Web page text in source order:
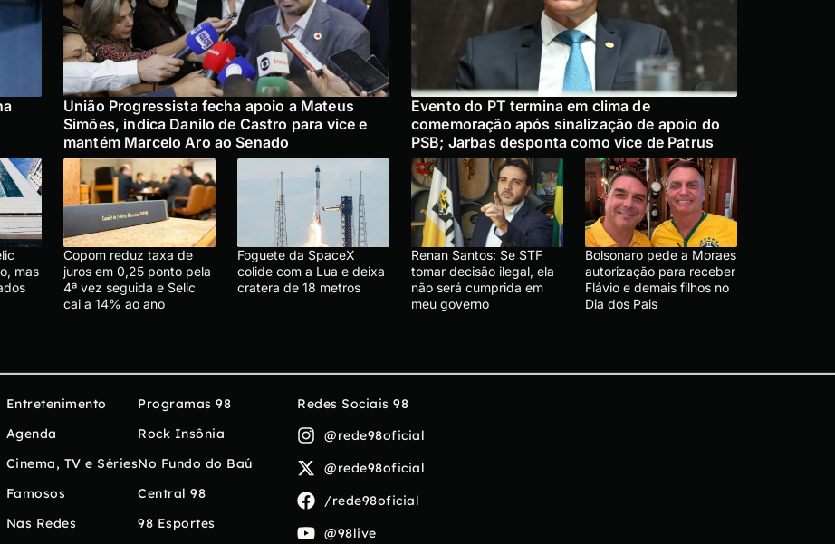
União Progressista fecha apoio a Mateus
Simões, indica Danilo de Castro para vice e
mantém Marcelo Aro ao Senado
Evento do PT termina em clima de
comemoração após sinalização de apoio do
PSB; Jarbas desponta como vice de Patrus
mas
Copom reduz taxa de
juros em 0,25 ponto pela
4ª vez seguida e Selic
cai a 14% ao ano
Foguete da SpaceX
colide com a Lua e deixa
cratera de 18 metros
Renan Santos: Se STF
tomar decisão ilegal, ela
não será cumprida em
meu governo
Bolsonaro pede a Moraes
autorização para receber
Flávio e demais filhos no
Dia dos Pais
Entretenimento
Agenda
Cinema, TV e Séries
Famosos
Nas Redes
Programas 98
Rock Insônia
No Fundo do Baú
Central 98
98 Esportes
Redes Sociais 98
@rede98oficial
@rede98oficial
/rede98oficial
@98live